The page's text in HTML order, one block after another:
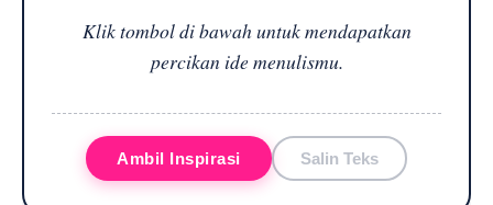
Klik tombol di bawah untuk mendapatkan
percikan ide menulismu.
Ambil Inspirasi Salin Teks